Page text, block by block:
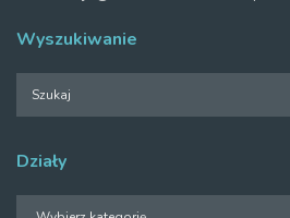
Wyszukiwanie
Działy